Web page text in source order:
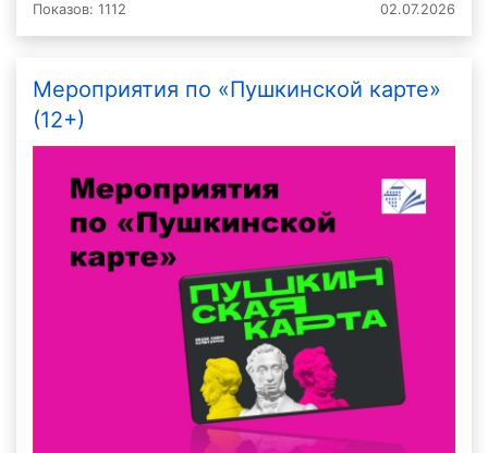
Показов: 1112 02.07.2026
Мероприятия по «Пушкинской карте»
(12+)